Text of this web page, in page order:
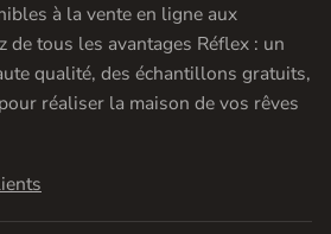
à la vente en ligne aux
tous les avantages Réflex : un
qualité, des échantillons gratuits,
réaliser la maison de vos rêves